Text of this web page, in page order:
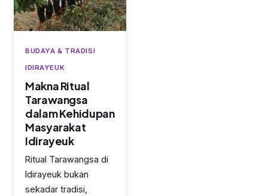
BUDAYA & TRADISI
IDIRAYEUK
Makna Ritual
Tarawangsa
dalam Kehidupan
Masyarakat
Idirayeuk
Ritual Tarawangsa di
Idirayeuk bukan
sekadar tradisi,